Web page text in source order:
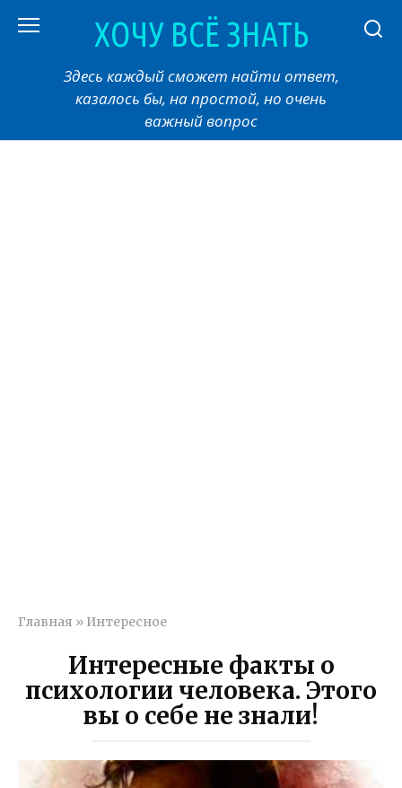
ХОЧУ ВСЁ ЗНАТЬ
Здесь каждый сможет найти ответ,
казалось бы, на простой, но очень
важный вопрос
Главная » Интересное
Интересные факты о
психологии человека. Этого
вы о себе не знали!